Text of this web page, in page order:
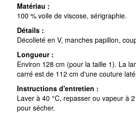
Matériau :
100 % voile de viscose, sérigraphie.
Détails :
Décolleté en V, manches papillon,
Longueur :
Environ 128 cm (pour la taille 1). La
carré est de 112 cm d'une couture
Instructions d'entretien :
Laver à 40 °C, repasser ou vapeur à
pour sécher.